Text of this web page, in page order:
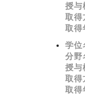
授与
取得
取得
学位
分野
授与
取得
取得